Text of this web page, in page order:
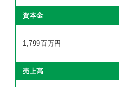
資本金
1,799百万円
売上高